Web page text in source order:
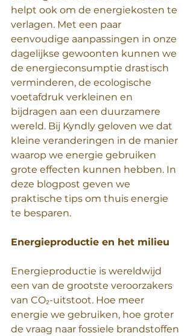
helpt ook om de energiekosten te
verlagen. Met een paar
eenvoudige aanpassingen in onze
dagelijkse gewoonten kunnen we
de energieconsumptie drastisch
verminderen, de ecologische
voetafdruk verkleinen en
bijdragen aan een duurzamere
wereld. Bij Kyndly geloven we dat
kleine veranderingen in de manier
waarop we energie gebruiken
grote effecten kunnen hebben. In
deze blogpost geven we
praktische tips om thuis energie
te besparen.
Energieproductie en het milieu
Energieproductie is wereldwijd
een van de grootste veroorzakers
van CO₂-uitstoot. Hoe meer
energie we gebruiken, hoe groter
de vraag naar fossiele brandstoffen